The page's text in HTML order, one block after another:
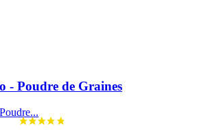
- Poudre de Graines